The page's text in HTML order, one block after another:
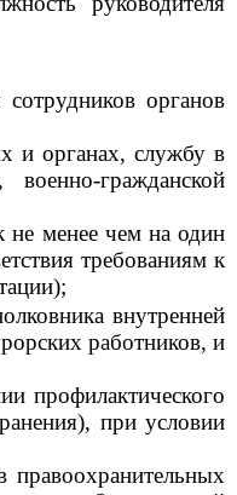
органов
и органах, службу в
гражданской
не менее чем на один
требованиям к
внутренней
работников, и
профилактического
при условии